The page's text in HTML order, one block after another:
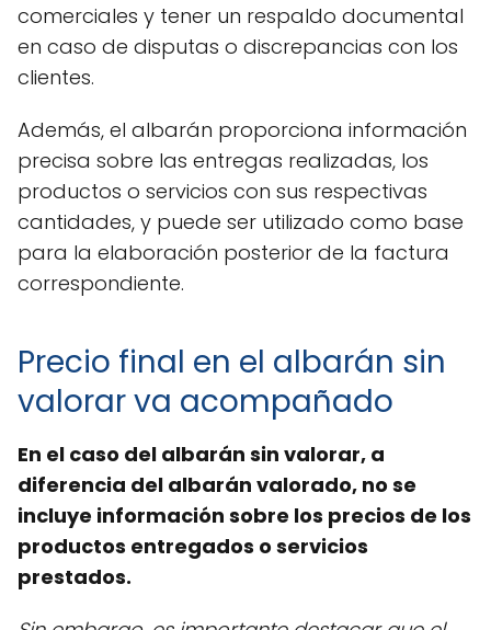
comerciales y tener un respaldo documental
en caso de disputas o discrepancias con los
clientes.
Además, el albarán proporciona información
precisa sobre las entregas realizadas, los
productos o servicios con sus respectivas
cantidades, y puede ser utilizado como base
para la elaboración posterior de la factura
correspondiente.
Precio final en el albarán sin
valorar va acompañado
En el caso del albarán sin valorar, a
diferencia del albarán valorado, no se
incluye información sobre los precios de los
productos entregados o servicios
prestados.